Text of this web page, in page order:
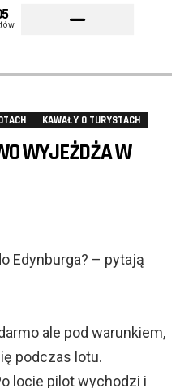
KAWAŁY O TURYSTACH
WYJEŻDŻA W
Edynburga? – pytają
ale pod warunkiem,
podczas lotu.
locie pilot wychodzi i